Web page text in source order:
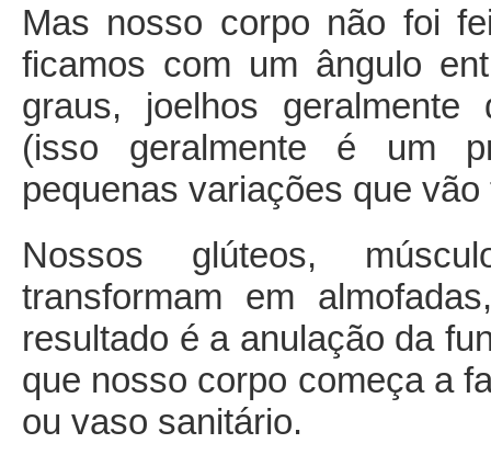
Mas nosso corpo não foi
ficamos com um ângulo
graus, joelhos geralmente
(isso geralmente é um
pequenas variações que
Nossos glúteos,
transformam em
resultado é a anulação da
que nosso corpo começa a
ou vaso sanitário.